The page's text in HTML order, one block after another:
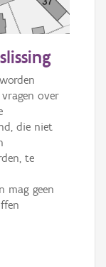
over
die niet
te